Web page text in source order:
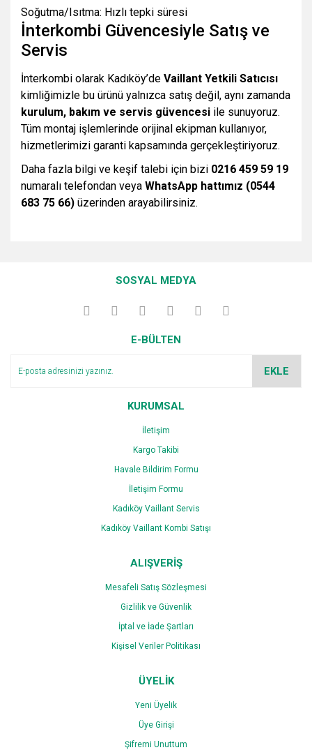
Soğutma/Isıtma: Hızlı tepki süresi
İnterkombi Güvencesiyle Satış ve
Servis
İnterkombi olarak Kadıköy’de Vaillant Yetkili Satıcısı
kimliğimizle bu ürünü yalnızca satış değil, aynı zamanda
kurulum, bakım ve servis güvencesi ile sunuyoruz.
Tüm montaj işlemlerinde orijinal ekipman kullanıyor,
hizmetlerimizi garanti kapsamında gerçekleştiriyoruz.
Daha fazla bilgi ve keşif talebi için bizi 0216 459 59 19
numaralı telefondan veya WhatsApp hattımız (0544
683 75 66) üzerinden arayabilirsiniz.
kullanarak tarafımıza iletebilirsiniz.
Görüş ve önerileriniz için teşekkür ederiz.
Ürün açıklamasında eksik bilgiler bulunuyor.
Bu ürüne benzer farklı alternatifler olmalı.
Gönder
SOSYAL MEDYA
E-BÜLTEN
EKLE
KURUMSAL
İletişim
Kargo Takibi
Havale Bildirim Formu
İletişim Formu
Kadıköy Vaillant Servis
Kadıköy Vaillant Kombi Satışı
ALIŞVERİŞ
Mesafeli Satış Sözleşmesi
Gizlilik ve Güvenlik
İptal ve İade Şartları
Kişisel Veriler Politikası
ÜYELİK
Yeni Üyelik
Üye Girişi
Şifremi Unuttum